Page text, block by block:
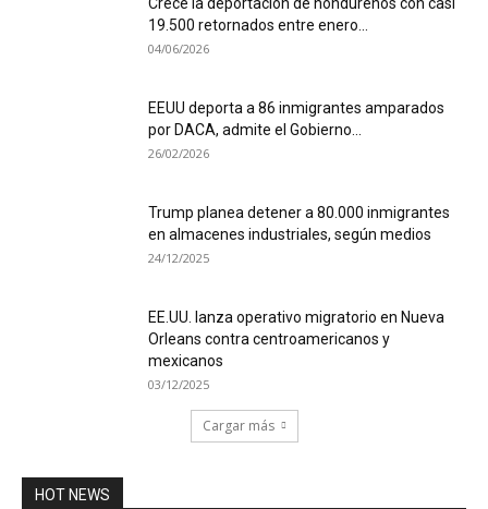
19.500 retornados entre enero...
04/06/2026
EEUU deporta a 86 inmigrantes amparados
por DACA, admite el Gobierno...
26/02/2026
Trump planea detener a 80.000 inmigrantes
en almacenes industriales, según medios
24/12/2025
EE.UU. lanza operativo migratorio en Nueva
Orleans contra centroamericanos y
mexicanos
03/12/2025
Cargar más
HOT NEWS